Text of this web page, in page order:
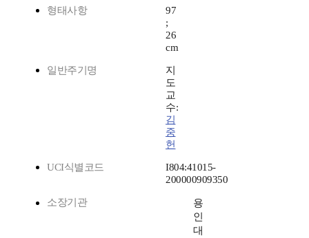
형태사항
97
;
26
cm
일반주기명
지
도
교
수:
김
중
헌
UCI식별코드
I804:41015-
200000909350
소장기관
용
인
대